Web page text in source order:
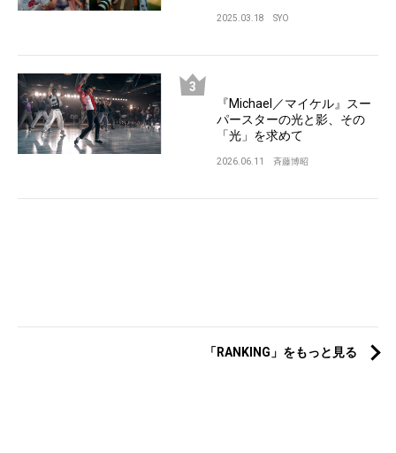
2025.03.18 SYO
『Michael／マイケル』スー
パースターの光と影、その
「光」を求めて
2026.06.11 斉藤博昭
「RANKING」をもっと見る